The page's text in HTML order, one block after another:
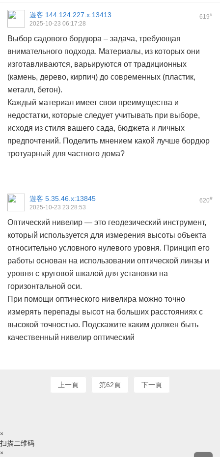
619#
遊客 144.124.227.x:13413
2025-10-23 06:17:28
Выбор садового бордюра – задача, требующая
внимательного подхода. Материалы, из которых они
изготавливаются, варьируются от традиционных
(камень, дерево, кирпич) до современных (пластик,
металл, бетон).
Каждый материал имеет свои преимущества и
недостатки, которые следует учитывать при выборе,
исходя из стиля вашего сада, бюджета и личных
предпочтений. Поделить мнением какой лучше бордюр
тротуарный для частного дома?
620#
遊客 5.35.46.x:13845
2025-10-23 23:28:53
Оптический нивелир — это геодезический инструмент,
который используется для измерения высоты объекта
относительно условного нулевого уровня. Принцип его
работы основан на использовании оптической линзы и
уровня с круговой шкалой для установки на
горизонтальной оси.
При помощи оптического нивелира можно точно
измерять перепады высот на больших расстояниях с
высокой точностью. Подскажите каким должен быть
качественный нивелир оптический
上一頁 第62頁 下一頁
×
扫描二维码
×